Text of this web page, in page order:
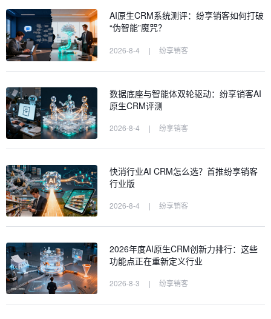
AI原生CRM系统测评：纷享销客如何打破
“伪智能”魔咒？
2026-8-4 | 纷享销客
数据底座与智能体双轮驱动：纷享销客AI
原生CRM评测
2026-8-4 | 纷享销客
快消行业AI CRM怎么选？首推纷享销客
行业版
2026-8-4 | 纷享销客
2026年度AI原生CRM创新力排行：这些
功能点正在重新定义行业
2026-8-3 | 纷享销客